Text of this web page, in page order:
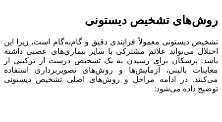
روش‌های تشخیص دیستونی
تشخیص دیستونی معمولاً فرایندی دقیق و گام‌به‌گام است، زیرا این
اختلال می‌تواند علائم مشترکی با سایر بیماری‌های عصبی داشته
باشد. پزشکان برای رسیدن به یک تشخیص درست از ترکیبی از
معاینات بالینی، آزمایش‌ها و روش‌های تصویربرداری استفاده
می‌کنند. در ادامه مراحل و روش‌های اصلی تشخیص دیستونی
توضیح داده می‌شود: